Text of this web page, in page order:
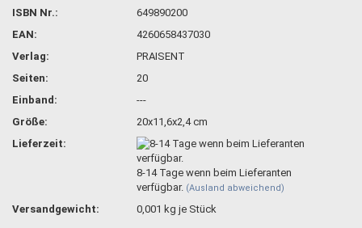
ISBN Nr.:
649890200
EAN:
4260658437030
Verlag:
PRAISENT
Seiten:
20
Einband:
---
Größe:
20x11,6x2,4 cm
Lieferzeit:
8-14 Tage wenn beim Lieferanten
verfügbar. (Ausland abweichend)
Versandgewicht: 0,001 kg je Stück